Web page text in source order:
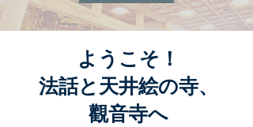
ようこそ！
法話と天井絵の寺、
觀音寺へ